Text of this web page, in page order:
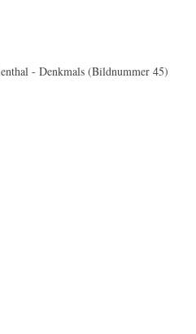
- Denkmals (Bildnummer 45)